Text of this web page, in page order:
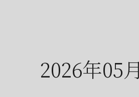
2026年05